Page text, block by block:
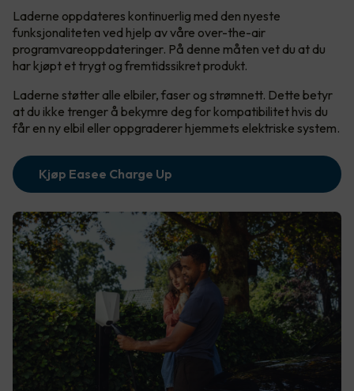
Laderne oppdateres kontinuerlig med den nyeste
funksjonaliteten ved hjelp av våre over-the-air
programvareoppdateringer. På denne måten vet du at du
har kjøpt et trygt og fremtidssikret produkt.
Laderne støtter alle elbiler, faser og strømnett. Dette betyr
at du ikke trenger å bekymre deg for kompatibilitet hvis du
får en ny elbil eller oppgraderer hjemmets elektriske system.
Kjøp Easee Charge Up